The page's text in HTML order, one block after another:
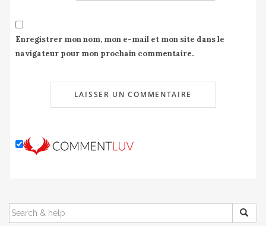
Enregistrer mon nom, mon e-mail et mon site dans le
navigateur pour mon prochain commentaire.
SEARCH
FOR: